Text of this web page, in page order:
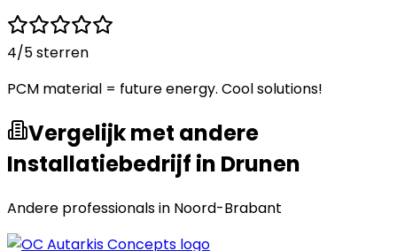
4/5 sterren
PCM material = future energy. Cool solutions!
Vergelijk met andere
Installatiebedrijf in Drunen
Andere professionals in Noord-Brabant